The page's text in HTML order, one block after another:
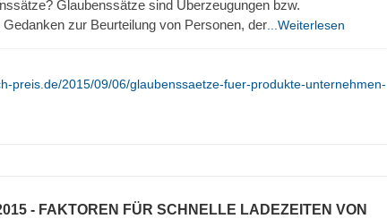
Glaubenssätze sind Überzeugungen bzw.
zur Beurteilung von Personen, der ...Weiterlesen
preis.de/2015/09/06/glaubenssaetze-fuer-produkte-unternehmen-
- FAKTOREN FÜR SCHNELLE LADEZEITEN VON